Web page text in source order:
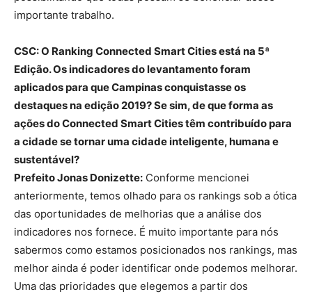
importante trabalho.
CSC: O Ranking Connected Smart Cities está na 5ª
Edição.Os indicadores do levantamento foram
aplicados para que Campinas conquistasse os
destaques na edição 2019? Se sim, de que forma as
ações do Connected Smart Cities têm contribuído para
a cidade se tornar uma cidade inteligente, humana e
sustentável?
Prefeito Jonas Donizette: Conforme mencionei
anteriormente, temos olhado para os rankings sob a ótica
das oportunidades de melhorias que a análise dos
indicadores nos fornece. É muito importante para nós
sabermos como estamos posicionados nos rankings, mas
melhor ainda é poder identificar onde podemos melhorar.
Uma das prioridades que elegemos a partir dos